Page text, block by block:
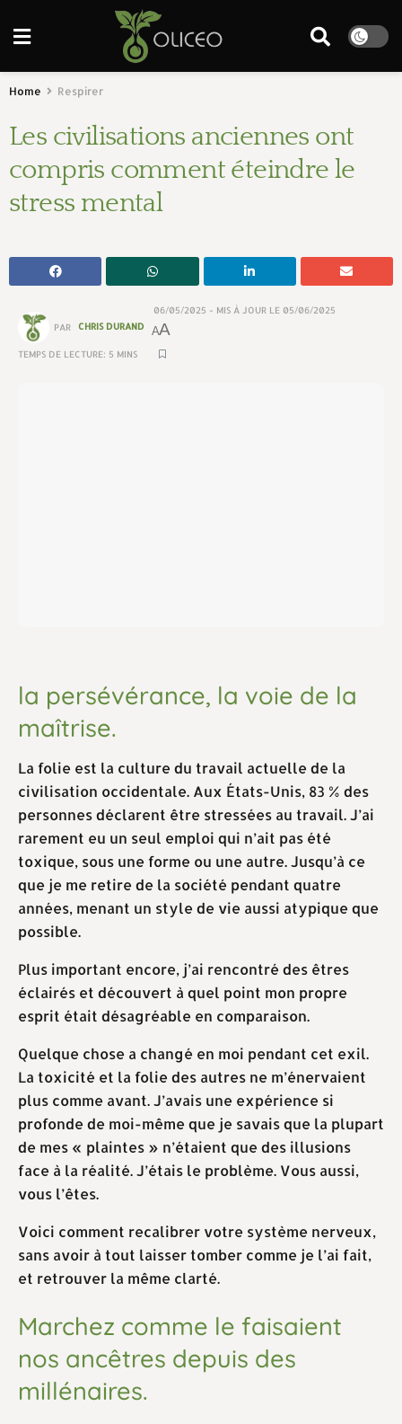
Home Respirer
Les civilisations anciennes ont
compris comment éteindre le
stress mental
PAR CHRIS DURAND
TEMPS DE LECTURE: 5 MINS
06/05/2025 - MIS À JOUR LE 05/06/2025
AA
la persévérance, la voie de la
maîtrise.
La folie est la culture du travail actuelle de la
civilisation occidentale. Aux États-Unis, 83 % des
personnes déclarent être stressées au travail. J’ai
rarement eu un seul emploi qui n’ait pas été
toxique, sous une forme ou une autre. Jusqu’à ce
que je me retire de la société pendant quatre
années, menant un style de vie aussi atypique que
possible.
Plus important encore, j’ai rencontré des êtres
éclairés et découvert à quel point mon propre
esprit était désagréable en comparaison.
Quelque chose a changé en moi pendant cet exil.
La toxicité et la folie des autres ne m’énervaient
plus comme avant. J’avais une expérience si
profonde de moi-même que je savais que la plupart
de mes « plaintes » n’étaient que des illusions
face à la réalité. J’étais le problème. Vous aussi,
vous l’êtes.
Voici comment recalibrer votre système nerveux,
sans avoir à tout laisser tomber comme je l’ai fait,
et retrouver la même clarté.
Marchez comme le faisaient
nos ancêtres depuis des
millénaires.